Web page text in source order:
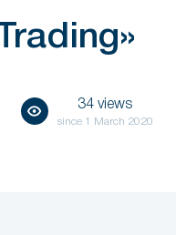
34 views
since 1 March 2020